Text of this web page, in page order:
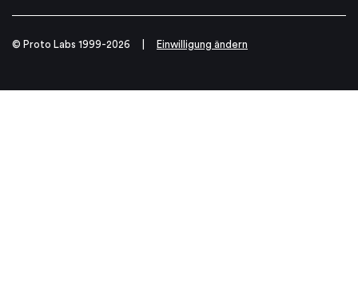
© Proto Labs 1999-2026 Einwilligung ändern